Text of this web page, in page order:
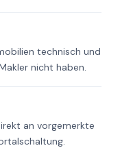
technisch und
nicht haben.
an vorgemerkte